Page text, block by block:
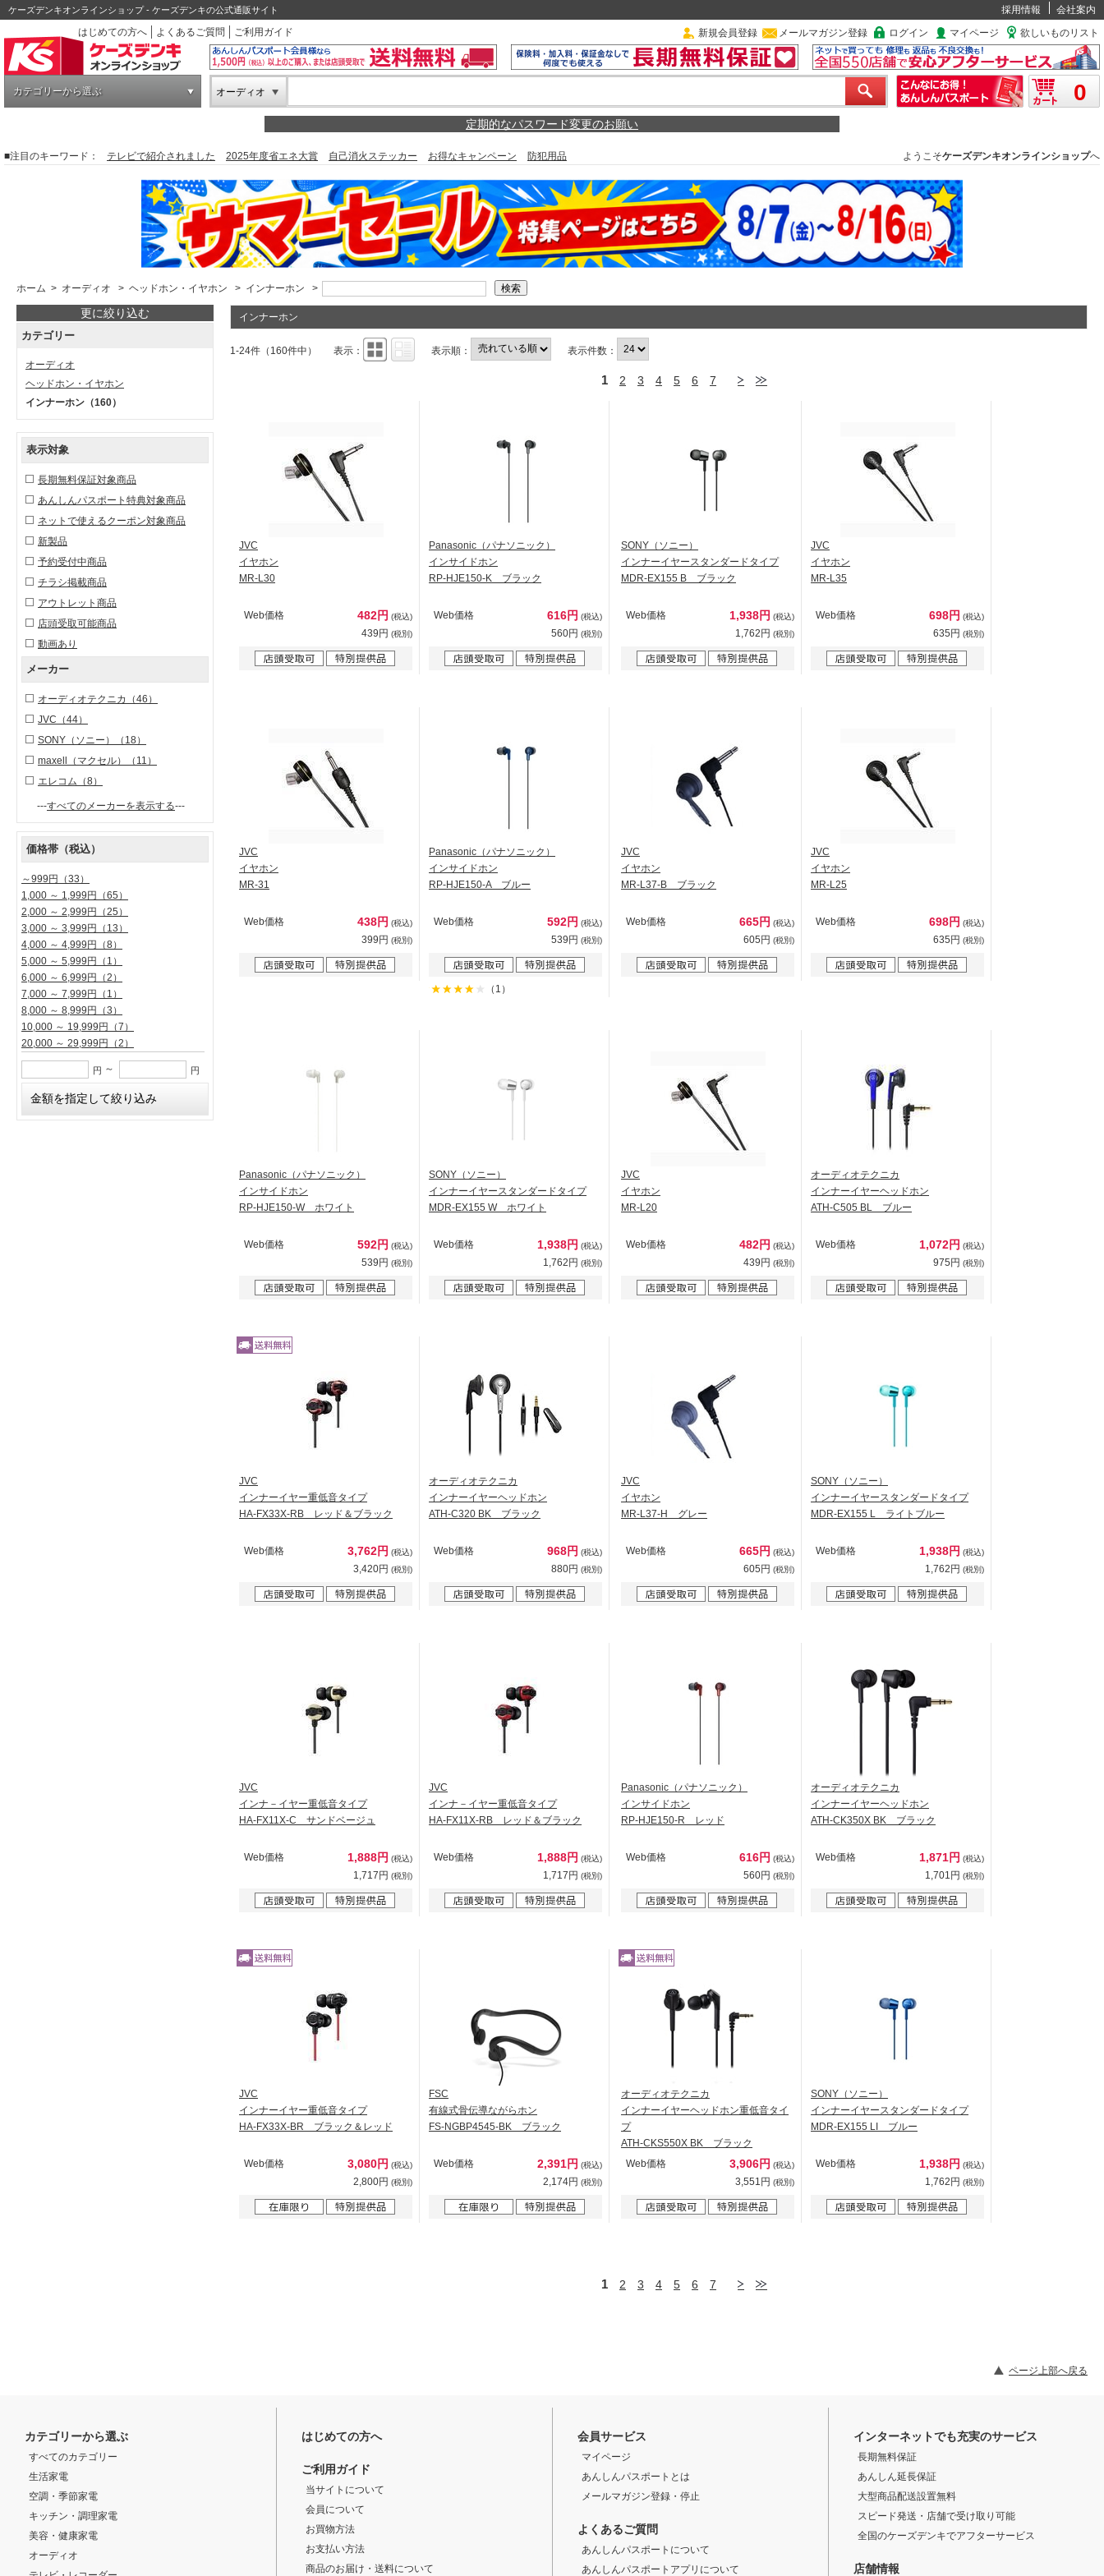
ケーズデンキオンラインショップ - ケーズデンキの公式通販サイト 採用情報
会社案内
はじめての方へ
よくあるご質問 ご利用ガイド 新規会員登録 メールマガジン登録 ログイン マイページ 欲しいものリスト
カテゴリーから選ぶ オーディオ 0
定期的なパスワード変更のお願い
■注目のキーワード： テレビで紹介されました 2025年度省エネ大賞 自己消火ステッカー お得なキャンペーン 防犯用品 ようこそケーズデンキオンラインショップへ
ホーム > オーディオ > ヘッドホン・イヤホン > インナーホン >
更に絞り込む
カテゴリー
オーディオ
ヘッドホン・イヤホン
インナーホン （160）
表示対象
長期無料保証対象商品
あんしんパスポート特典対象商品
ネットで使えるクーポン対象商品
新製品
予約受付中商品
チラシ掲載商品
アウトレット商品
店頭受取可能商品
動画あり
メーカー
オーディオテクニカ
（46）
JVC （44）
SONY（ソニー）
（18）
maxell（マクセル）
（11）
エレコム （8）
---すべてのメーカーを表示する---
価格帯（税込）
～999円
（33）
1,000 ～ 1,999円
（65）
2,000 ～ 2,999円
（25）
3,000 ～ 3,999円
（13）
4,000 ～ 4,999円
（8）
5,000 ～ 5,999円
（1）
6,000 ～ 6,999円
（2）
7,000 ～ 7,999円
（1）
8,000 ～ 8,999円
（3）
10,000 ～ 19,999円
（7）
20,000 ～ 29,999円
（2）
円 ～ 円
インナーホン
1-24件（160件中） 表示： 表示順： 表示件数：
1 2 3 4 5 6 7
JVC
イヤホン
MR-L30
Web価格 482円 (税込)
439円 (税別)
Panasonic（パナソニック）
インサイドホン
RP-HJE150-K ブラック
Web価格 616円 (税込)
560円 (税別)
SONY（ソニー）
インナーイヤースタンダードタイプ
MDR-EX155 B ブラック
Web価格 1,938円 (税込)
1,762円 (税別)
JVC
イヤホン
MR-L35
Web価格 698円 (税込)
635円 (税別)
JVC
イヤホン
MR-31
Web価格 438円 (税込)
399円 (税別)
Panasonic（パナソニック）
インサイドホン
RP-HJE150-A ブルー
Web価格 592円 (税込)
539円 (税別)
（1）
JVC
イヤホン
MR-L37-B ブラック
Web価格 665円 (税込)
605円 (税別)
JVC
イヤホン
MR-L25
Web価格 698円 (税込)
635円 (税別)
Panasonic（パナソニック）
インサイドホン
RP-HJE150-W ホワイト
Web価格 592円 (税込)
539円 (税別)
SONY（ソニー）
インナーイヤースタンダードタイプ
MDR-EX155 W ホワイト
Web価格 1,938円 (税込)
1,762円 (税別)
JVC
イヤホン
MR-L20
Web価格 482円 (税込)
439円 (税別)
オーディオテクニカ
インナーイヤーヘッドホン
ATH-C505 BL ブルー
Web価格 1,072円 (税込)
975円 (税別)
JVC
インナーイヤー重低音タイプ
HA-FX33X-RB レッド＆ブラック
Web価格 3,762円 (税込)
3,420円 (税別)
オーディオテクニカ
インナーイヤーヘッドホン
ATH-C320 BK ブラック
Web価格 968円 (税込)
880円 (税別)
JVC
イヤホン
MR-L37-H グレー
Web価格 665円 (税込)
605円 (税別)
SONY（ソニー）
インナーイヤースタンダードタイプ
MDR-EX155 L ライトブルー
Web価格 1,938円 (税込)
1,762円 (税別)
JVC
インナ－イヤー重低音タイプ
HA-FX11X-C サンドベージュ
Web価格 1,888円 (税込)
1,717円 (税別)
JVC
インナ－イヤー重低音タイプ
HA-FX11X-RB レッド＆ブラック
Web価格 1,888円 (税込)
1,717円 (税別)
Panasonic（パナソニック）
インサイドホン
RP-HJE150-R レッド
Web価格 616円 (税込)
560円 (税別)
オーディオテクニカ
インナーイヤーヘッドホン
ATH-CK350X BK ブラック
Web価格 1,871円 (税込)
1,701円 (税別)
JVC
インナーイヤー重低音タイプ
HA-FX33X-BR ブラック＆レッド
Web価格 3,080円 (税込)
2,800円 (税別)
FSC
有線式骨伝導ながらホン
FS-NGBP4545-BK ブラック
Web価格 2,391円 (税込)
2,174円 (税別)
オーディオテクニカ
インナーイヤーヘッドホン重低音タイ
プ
ATH-CKS550X BK ブラック
Web価格
3,906円 (税込)
3,551円 (税別)
SONY（ソニー）
インナーイヤースタンダードタイプ
MDR-EX155 LI ブルー
Web価格 1,938円 (税込)
1,762円 (税別)
1 2 3 4 5 6 7
ページ上部へ戻る
カテゴリーから選ぶ
すべてのカテゴリー
生活家電
空調・季節家電
キッチン・調理家電
美容・健康家電
オーディオ
はじめての方へ
ご利用ガイド
当サイトについて
会員について
お買物方法
お支払い方法
商品のお届け・送料について
会員サービス
マイページ
あんしんパスポートとは
メールマガジン登録・停止
よくあるご質問
あんしんパスポートについて
あんしんパスポートアプリについて
インターネットでも充実のサービス
長期無料保証
あんしん延長保証
大型商品配送設置無料
スピード発送・店舗で受け取り可能
全国のケーズデンキでアフターサービス
店舗情報